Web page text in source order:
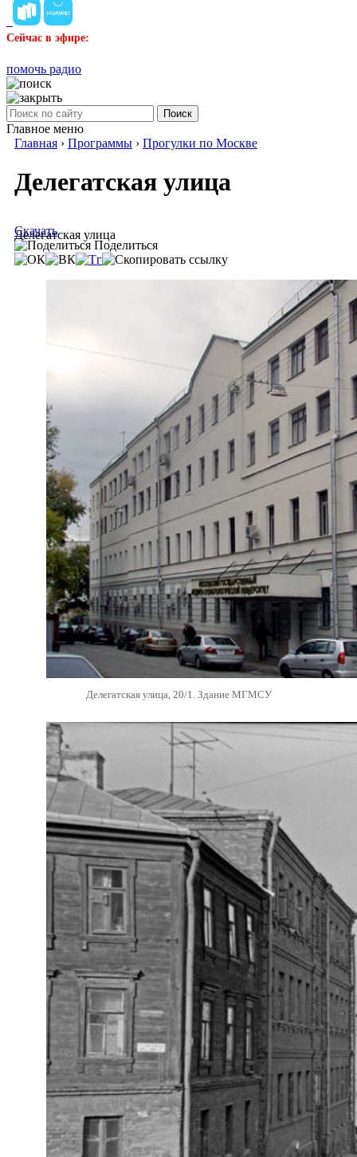
Сейчас в эфире:
помочь радио
Поиск
Главное меню
Главная › Программы › Прогулки по Москве
Делегатская улица
Делегатская улица
Скачать
Поделиться
Делегатская улица, 20/1. Здание МГМСУ